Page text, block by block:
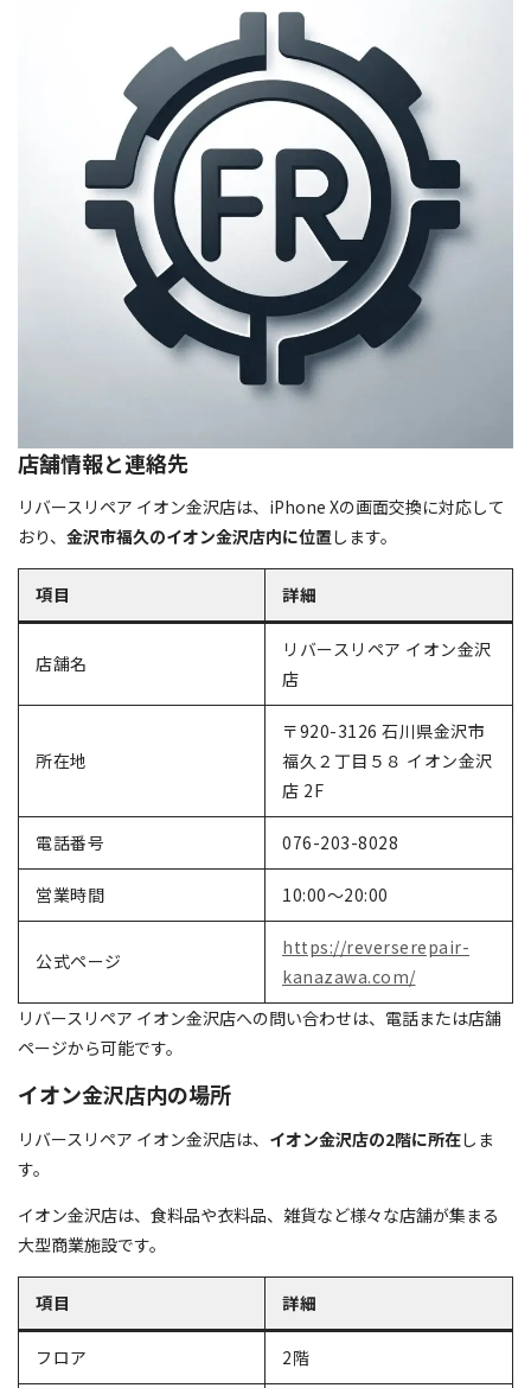
店舗情報と連絡先
リバースリペア イオン金沢店は、iPhone Xの画面交換に対応して
おり、 金沢市福久のイオン金沢店内に位置 します。
項目 詳細
店舗名
リバースリペア イオン金沢
店
所在地
〒920-3126 石川県金沢市
福久２丁目５８ イオン金沢
店 2F
電話番号 076-203-8028
営業時間 10:00～20:00
公式ページ
https://reverserepair-
kanazawa.com/
リバースリペア イオン金沢店への問い合わせは、電話または店舗
ページから可能です。
イオン金沢店内の場所
リバースリペア イオン金沢店は、 イオン金沢店の2階に所在しま
す。
イオン金沢店は、食料品や衣料品、雑貨など様々な店舗が集まる
大型商業施設です。
項目 詳細
フロア 2階